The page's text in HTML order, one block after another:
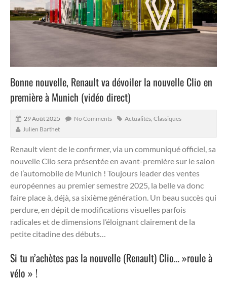
Bonne nouvelle, Renault va dévoiler la nouvelle Clio en
première à Munich (vidéo direct)
29 Août 2025 No Comments Actualités Classiques
Julien Barthet
Renault vient de le confirmer, via un communiqué officiel, sa
nouvelle Clio sera présentée en avant-première sur le salon
de l’automobile de Munich ! Toujours leader des ventes
européennes au premier semestre 2025, la belle va donc
faire place à, déjà, sa sixième génération. Un beau succès qui
perdure, en dépit de modifications visuelles parfois
radicales et de dimensions l’éloignant clairement de la
petite citadine des débuts…
Si tu n’achètes pas la nouvelle (Renault) Clio… »roule à
vélo » !